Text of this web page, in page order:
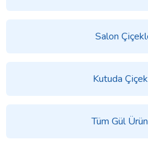
Salon
Kutuda
Tüm Gül